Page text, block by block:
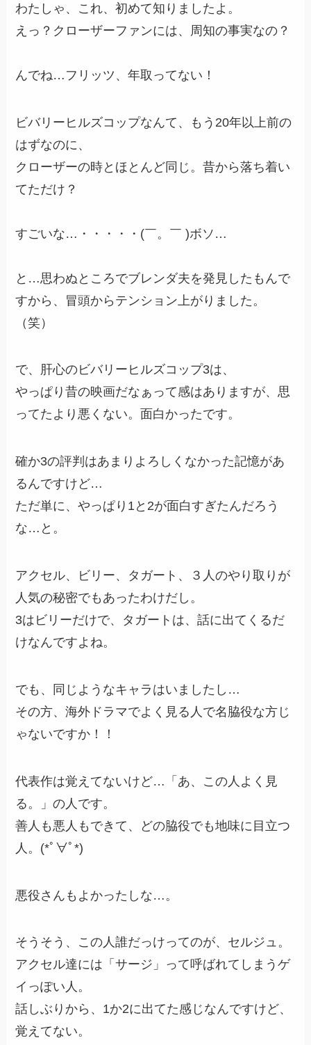
わたしゃ、これ、初めて知りましたよ。
えっ？クローザーファンには、周知の事実なの？
んでね…フリッツ、年取ってない！
ビバリーヒルズコップなんて、もう20年以上前の
はずなのに、
クローザーの時とほとんど同じ。昔から落ち着い
てただけ？
すごいな…・・・・・(￣。￣ )ボソ…
と…思わぬところでブレンダ夫を発見したもんで
すから、冒頭からテンション上がりました。
（笑）
で、肝心のビバリーヒルズコップ3は、
やっぱり昔の映画だなぁって感はありますが、思
ってたより悪くない。面白かったです。
確か3の評判はあまりよろしくなかった記憶があ
るんですけど…
ただ単に、やっぱり1と2が面白すぎたんだろう
な…と。
アクセル、ビリー、タガート、３人のやり取りが
人気の秘密でもあったわけだし。
3はビリーだけで、タガートは、話に出てくるだ
けなんですよね。
でも、同じようなキャラはいましたし…
その方、海外ドラマでよく見る人で名脇役な方じ
ゃないですか！！
代表作は覚えてないけど…「あ、この人よく見
る。」の人です。
善人も悪人もできて、どの脇役でも地味に目立つ
人。(*ﾟ∀ﾟ*)
悪役さんもよかったしな…。
そうそう、この人誰だっけってのが、セルジュ。
アクセル達には「サージ」って呼ばれてしまうゲ
イっぽい人。
話しぶりから、1か2に出てた感じなんですけど、
覚えてない。